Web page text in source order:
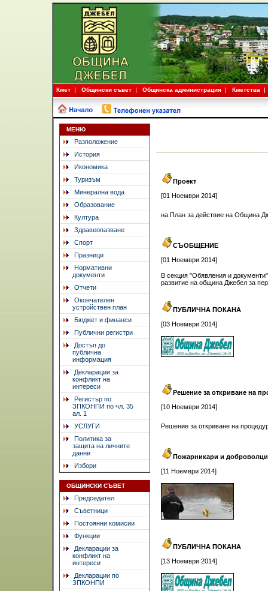
Кмет Общински съвет Общинска администрация Кметства
МЕНЮ
Разположение
История
Икономика
Туризъм
Минерална вода
Образование
Култура
Здравеопазване
Спорт
Празници
Нормативни
документи
Отчети
Окончателен
устройствен план
Бюджет и финанси
Публични регистри
Достъп до
публична
информация
Декларации за
конфликт на
интереси
Регистър по
ЗПКОНПИ по чл. 35
ал. 1
УСЛУГИ
Политика за
защита на личните
данни
Избори
ОБЩИНСКИ СЪВЕТ
Председател
Съветници
Постоянни комисии
Функции
Декларации за
конфликт на
интереси
Декларации по
ЗПКОНПИ
Проект
[01 Ноември 2014]
на План за действие на Община
СЪОБЩЕНИЕ
[01 Ноември 2014]
В секция "Обявления и
развитие на община Джебел за
ПУБЛИЧНА ПОКАНА
[03 Ноември 2014]
Решение за откриване на
[10 Ноември 2014]
Решение за откриване на
Пожарникари и доброволци
[11 Ноември 2014]
ПУБЛИЧНА ПОКАНА
[13 Ноември 2014]